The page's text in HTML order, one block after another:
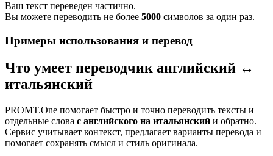
Ваш текст переведен частично.
Вы можете переводить не более 5000 символов за один раз.
Примеры использования и перевод
Что умеет переводчик английский ↔
итальянский
PROMT.One помогает быстро и точно переводить тексты и
отдельные слова с английского на итальянский и обратно.
Сервис учитывает контекст, предлагает варианты перевода и
помогает сохранять смысл и стиль оригинала.